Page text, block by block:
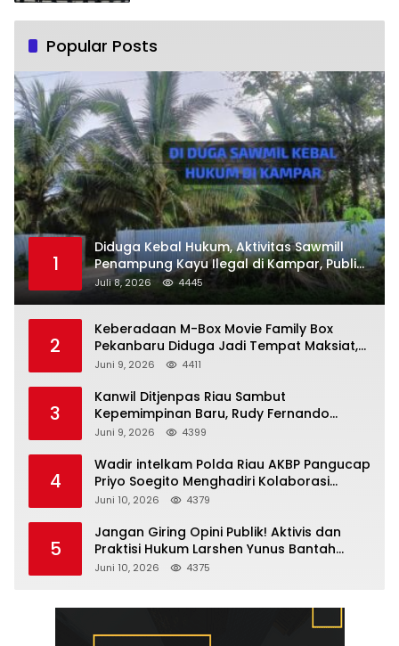
Popular Posts
1
Diduga Kebal Hukum, Aktivitas Sawmill
Penampung Kayu Ilegal di Kampar, Publik
Soroti Komitmen Penegakan Hukum Polres
Kampar
Juli 8, 2026 4445
2
Keberadaan M-Box Movie Family Box
Pekanbaru Diduga Jadi Tempat Maksiat,
Warga Resah Minta Pemerintah Lakukan
Juni 9, 2026 4411
3
Kanwil Ditjenpas Riau Sambut
Kepemimpinan Baru, Rudy Fernando
Sianturi Resmi Menjabat Kakanwil
Juni 9, 2026 4399
4
Wadir intelkam Polda Riau AKBP Pangucap
Priyo Soegito Menghadiri Kolaborasi
Selamatkan Lingkungan Cegah Karhutla
Juni 10, 2026 4379
5
Jangan Giring Opini Publik! Aktivis dan
Praktisi Hukum Larshen Yunus Bantah
Tuduhan Soal Gelar Profesor Sufmi Dasco
Juni 10, 2026 4375